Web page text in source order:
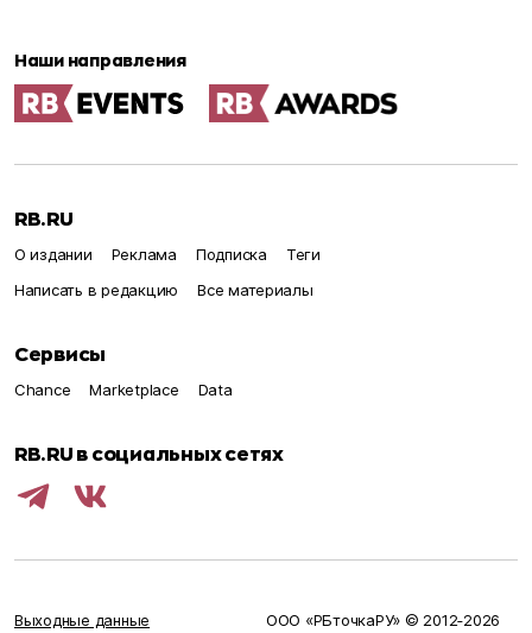
Наши направления
RB.RU
О издании Реклама Подписка
Теги
Написать в редакцию
Все материалы
Сервисы
Chance Marketplace Data
RB.RU в социальных сетях
Выходные данные ООО «РБточкаРУ» © 2012‑2026